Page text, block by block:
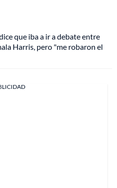
que iba a ir a debate entre
Harris, pero "me robaron el